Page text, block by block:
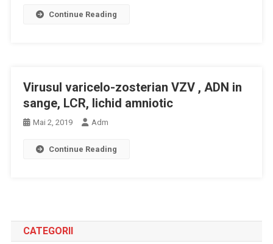
Continue Reading
Virusul varicelo-zosterian VZV , ADN in
sange, LCR, lichid amniotic
Mai 2, 2019 Adm
Continue Reading
CATEGORII